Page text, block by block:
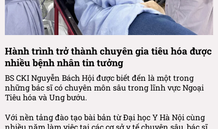
Hành trình trở thành chuyên gia tiêu hóa được
nhiều bệnh nhân tin tưởng
BS CKI Nguyễn Bách Hội được biết đến là một trong
những bác sĩ có chuyên môn sâu trong lĩnh vực Ngoại
Tiêu hóa và Ung bướu.
Với nền tảng đào tạo bài bản từ Đại học Y Hà Nội cùng
nhiều năm làm việc tại các cơ sở y tế chuyên sâu, bác sĩ